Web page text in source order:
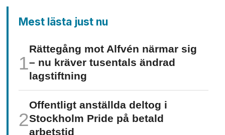
Mest lästa just nu
Rättegång mot Alfvén närmar sig
– nu kräver tusentals ändrad
lagstiftning
Offentligt anställda deltog i
Stockholm Pride på betald
arbetstid